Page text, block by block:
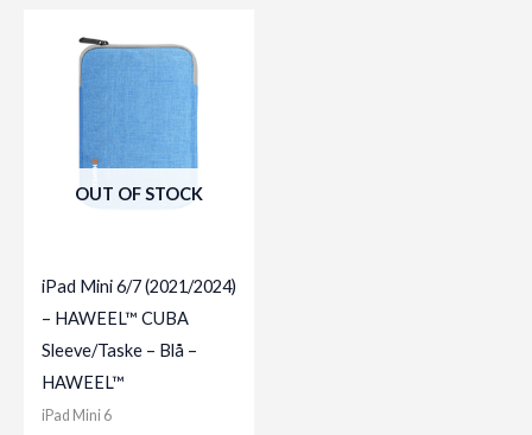
OUT OF STOCK
iPad Mini 6/7 (2021/2024)
– HAWEEL™ CUBA
Sleeve/Taske – Blå –
HAWEEL™
iPad Mini 6